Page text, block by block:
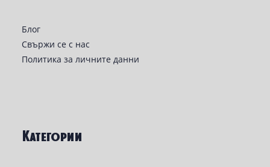
Блог
Свържи се с нас
Политика за личните данни
Категории